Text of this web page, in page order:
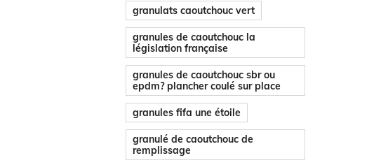
granulats caoutchouc vert
granules de caoutchouc la
législation française
granules de caoutchouc sbr ou
epdm? plancher coulé sur place
granules fifa une étoile
granulé de caoutchouc de
remplissage